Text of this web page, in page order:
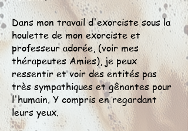
Dans mon travail d'exorciste sous la
houlette de mon exorciste et
professeur adorée, (voir mes
thérapeutes Amies), je peux
ressentir et voir des entités pas
très sympathiques et gênantes pour
l'humain. Y compris en regardant
leurs yeux.